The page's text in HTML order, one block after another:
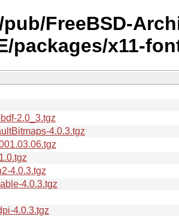
FreeBSD-
packages/x11-
2.0_3.tgz
4.0.3.tgz
4.0.3.tgz
4.0.3.tgz
4.0.3.tgz